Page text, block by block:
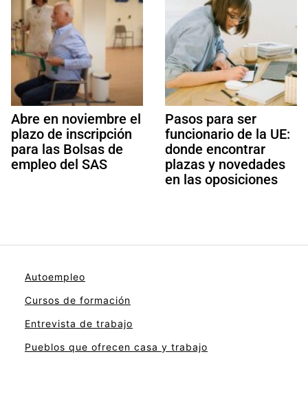
Abre en noviembre el
plazo de inscripción
para las Bolsas de
empleo del SAS
Pasos para ser
funcionario de la UE:
donde encontrar
plazas y novedades
en las oposiciones
Autoempleo
Cursos de formación
Entrevista de trabajo
Pueblos que ofrecen casa y trabajo